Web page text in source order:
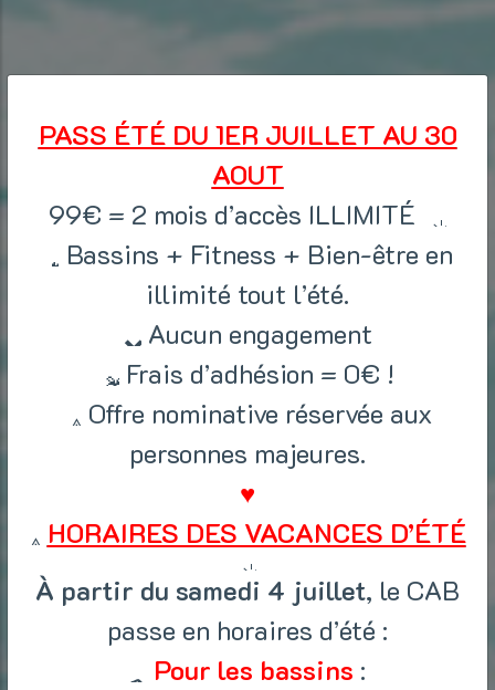
PASS ÉTÉ DU 1ER JUILLET AU 30
AOUT
99€ = 2 mois d’accès ILLIMITÉ
Bassins + Fitness + Bien-être en
illimité tout l’été.
Aucun engagement
Frais d’adhésion = 0€ !
Offre nominative réservée aux
personnes majeures.
♥
HORAIRES DES VACANCES D’ÉTÉ
À partir du samedi 4 juillet, le CAB
passe en horaires d’été :
Pour les bassins :